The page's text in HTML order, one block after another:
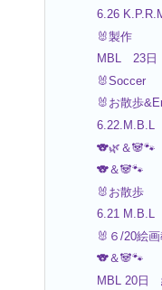
6.26
🐰製作
MBL 23
🐰Soccer
🐰お散歩
6.22.M.B.L
🐨🌿＆🐼🐾
🐨＆🐼🐾
🐰お散歩
6.21 M.B.L
🐰６/20絵
🐨＆🐼🐾
MBL 20日